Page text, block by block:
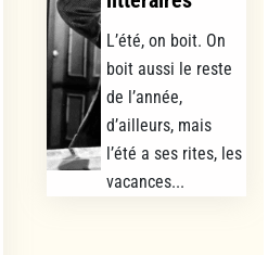
L’été, on boit. On
boit aussi le reste
de l’année,
d’ailleurs, mais
l’été a ses rites, les
vacances...